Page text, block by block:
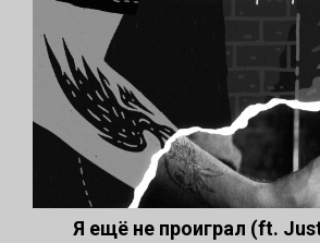
Я ещё не проиграл (ft.